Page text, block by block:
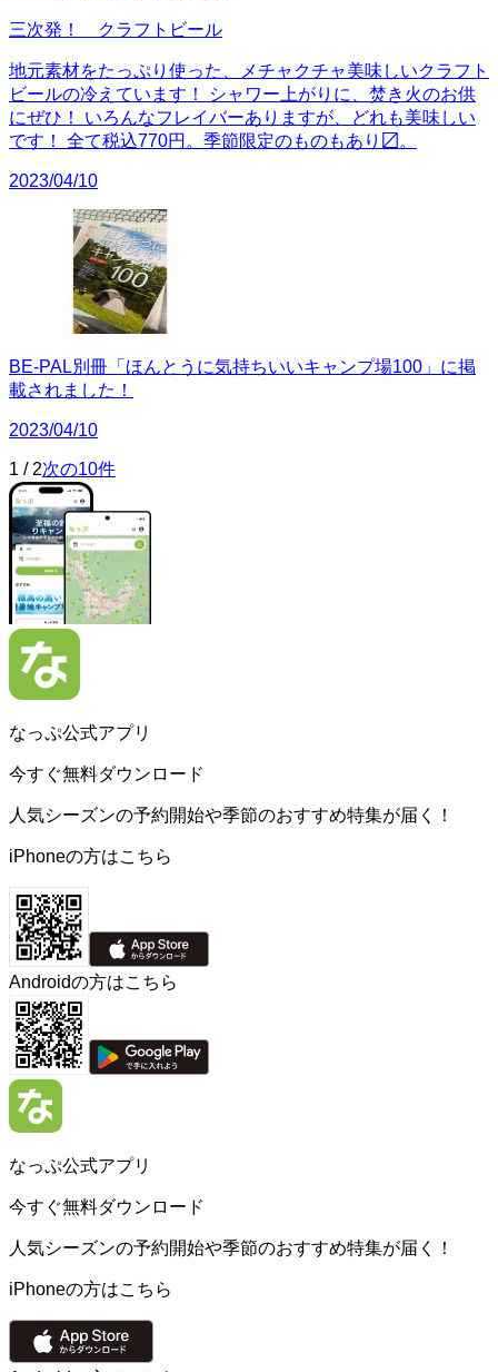
三次発！ クラフトビール
地元素材をたっぷり使った、メチャクチャ美味しいクラフト
ビールの冷えています！ シャワー上がりに、焚き火のお供
にぜひ！ いろんなフレイバーありますが、どれも美味しい
です！ 全て税込770円。季節限定のものもあり〼。
2023/04/10
BE-PAL別冊「ほんとうに気持ちいいキャンプ場100」に掲
載されました！
2023/04/10
1 / 2次の10件
なっぷ公式アプリ
今すぐ無料ダウンロード
人気シーズンの予約開始や季節のおすすめ特集が届く！
iPhoneの方はこちら
Androidの方はこちら
なっぷ公式アプリ
今すぐ無料ダウンロード
人気シーズンの予約開始や季節のおすすめ特集が届く！
iPhoneの方はこちら